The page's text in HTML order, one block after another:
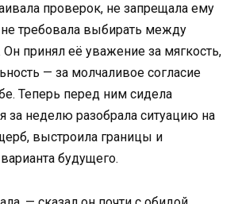
проверок, не запрещала ему
не требовала выбирать между
принял её уважение за мягкость,
— за молчаливое согласие
Теперь перед ним сидела
за неделю разобрала ситуацию на
выстроила границы и
будущего.